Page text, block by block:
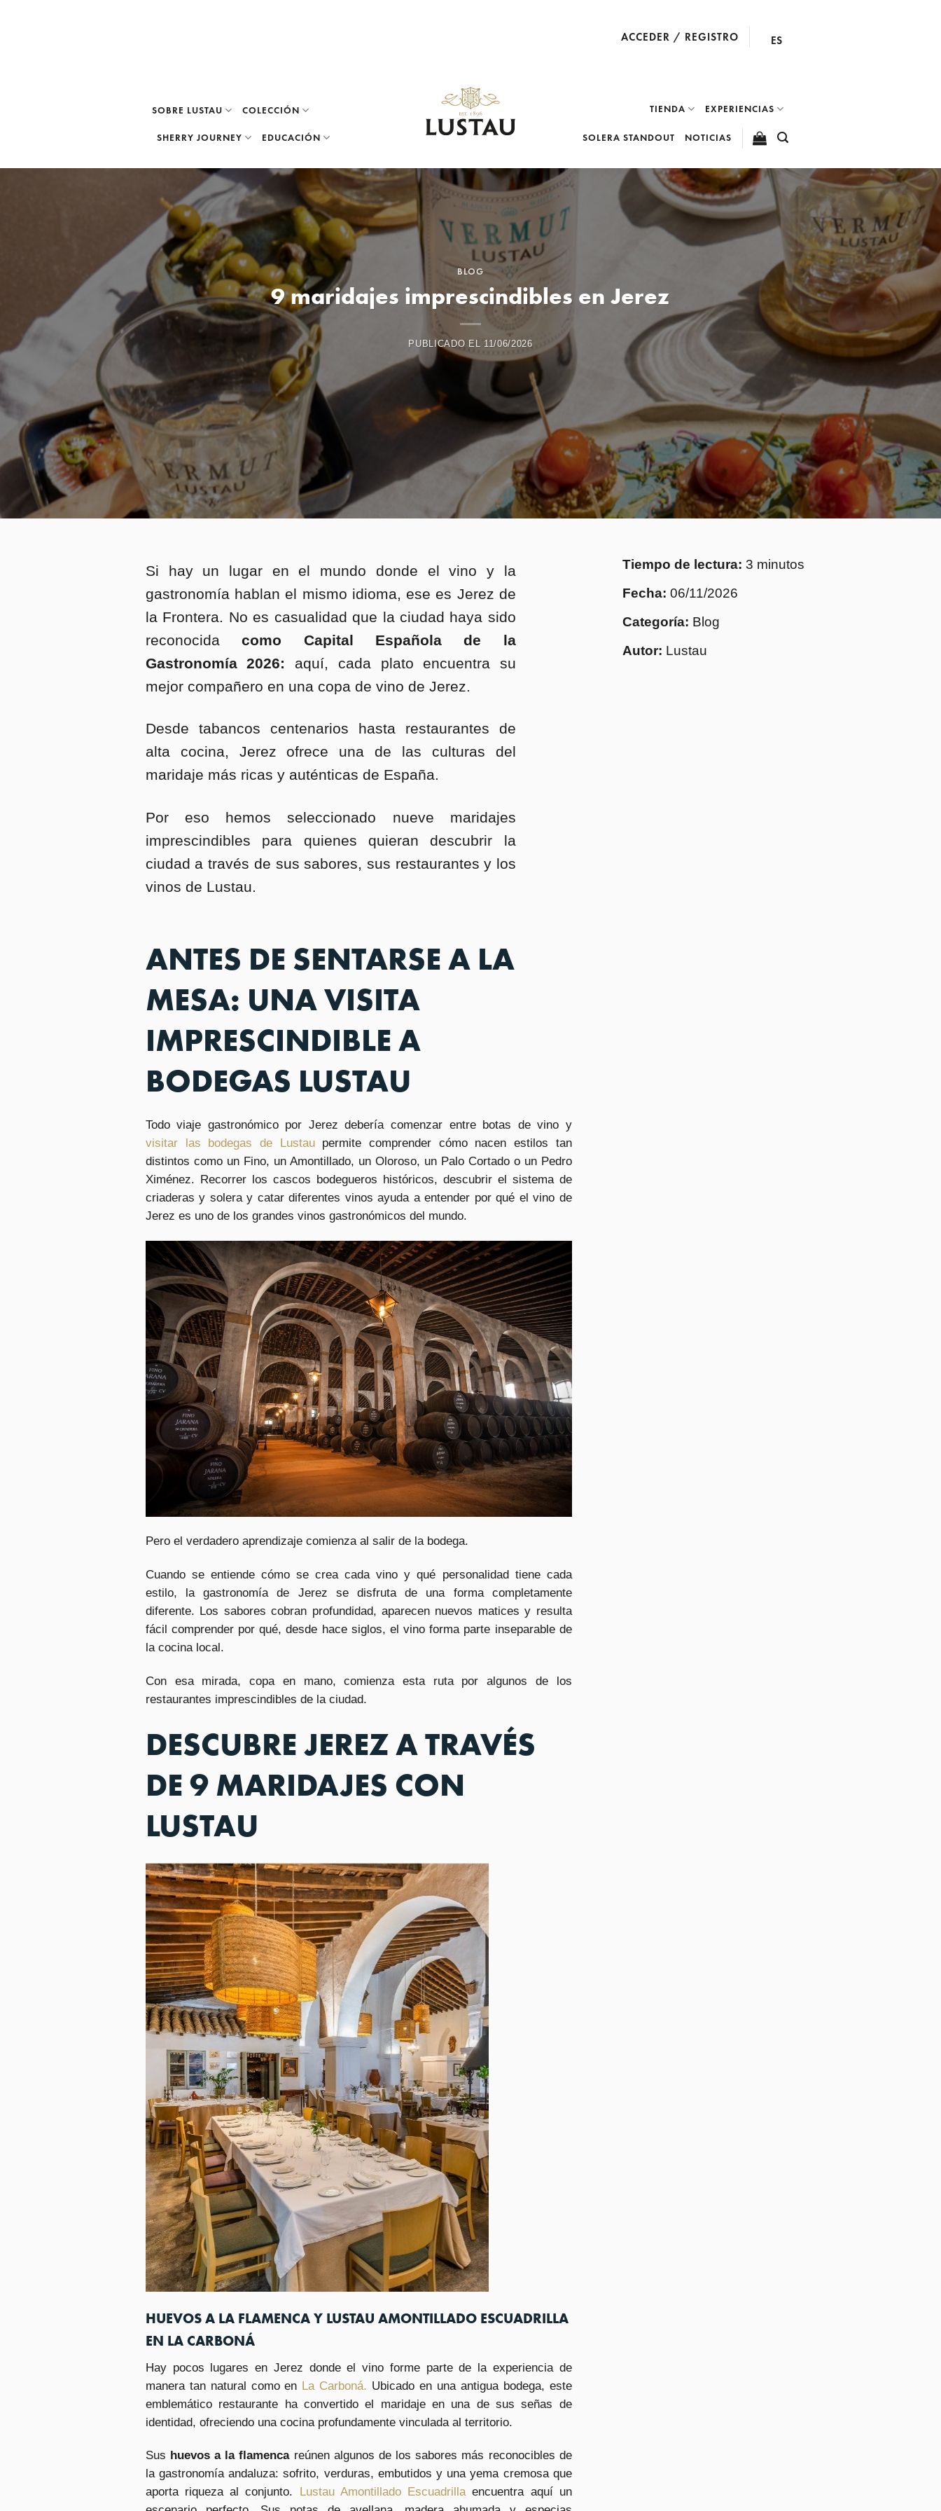
ACCEDER / REGISTRO ES
SOBRE LUSTAU COLECCIÓN
SHERRY JOURNEY EDUCACIÓN
TIENDA EXPERIENCIAS
SOLERA STANDOUT NOTICIAS
BLOG
9 maridajes imprescindibles en Jerez
PUBLICADO EL 11/06/2026
Si hay un lugar en el mundo donde el vino y la
gastronomía hablan el mismo idioma, ese es Jerez de
la Frontera. No es casualidad que la ciudad haya sido
reconocidacomo Capital Española de la
Gastronomía 2026: aquí, cada plato encuentra su
mejor compañero en una copa de vino de Jerez.
Desde tabancos centenarios hasta restaurantes de
alta cocina, Jerez ofrece una de las culturas del
maridaje más ricas y auténticas de España.
Por eso hemos seleccionado nueve maridajes
imprescindibles para quienes quieran descubrir la
ciudad a través de sus sabores, sus restaurantes y los
vinos de Lustau.
Tiempo de lectura: 3 minutos
Fecha: 06/11/2026
Categoría: Blog
Autor: Lustau
ANTES DE SENTARSE A LA
MESA: UNA VISITA
IMPRESCINDIBLE A
BODEGAS LUSTAU
Todo viaje gastronómico por Jerez debería comenzar entre botas de vino y
visitar las bodegas de Lustaupermite comprender cómo nacen estilos tan
distintos como un Fino, un Amontillado, un Oloroso, un Palo Cortado o un Pedro
Ximénez. Recorrer los cascos bodegueros históricos, descubrir el sistema de
criaderas y solera y catar diferentes vinos ayuda a entender por qué el vino de
Jerez es uno de los grandes vinos gastronómicos del mundo.
Pero el verdadero aprendizaje comienza al salir de la bodega.
Cuando se entiende cómo se crea cada vino y qué personalidad tiene cada
estilo, la gastronomía de Jerez se disfruta de una forma completamente
diferente. Los sabores cobran profundidad, aparecen nuevos matices y resulta
fácil comprender por qué, desde hace siglos, el vino forma parte inseparable de
la cocina local.
Con esa mirada, copa en mano, comienza esta ruta por algunos de los
restaurantes imprescindibles de la ciudad.
DESCUBRE JEREZ A TRAVÉS
DE 9 MARIDAJES CON
LUSTAU
HUEVOS A LA FLAMENCA Y LUSTAU AMONTILLADO ESCUADRILLA
EN LA CARBONÁ
Hay pocos lugares en Jerez donde el vino forme parte de la experiencia de
manera tan natural como en La Carboná. Ubicado en una antigua bodega, este
emblemático restaurante ha convertido el maridaje en una de sus señas de
identidad, ofreciendo una cocina profundamente vinculada al territorio.
Sus huevos a la flamenca reúnen algunos de los sabores más reconocibles de
la gastronomía andaluza: sofrito, verduras, embutidos y una yema cremosa que
aporta riqueza al conjunto.
Lustau Amontillado Escuadrillaencuentra aquí un